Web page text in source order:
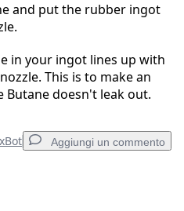
and put the rubber ingot
in your ingot lines up with
This is to make an
doesn't leak out.
Aggiungi un commento